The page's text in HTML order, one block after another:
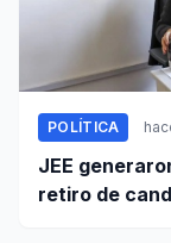
POLÍTICA
JEE
retiro de